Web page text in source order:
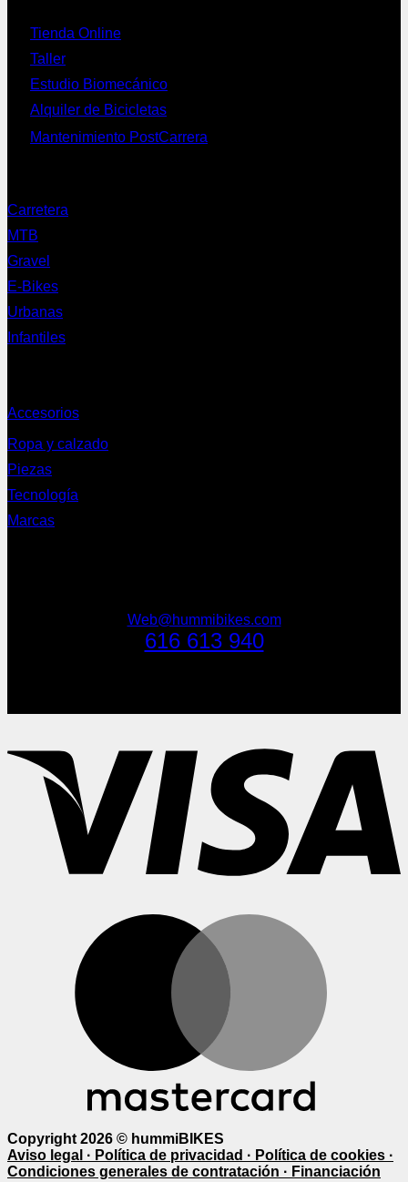
Tienda Online
Taller
Estudio Biomecánico
Alquiler de Bicicletas
Mantenimiento PostCarrera
Carretera
MTB
Gravel
E-Bikes
Urbanas
Infantiles
Accesorios
Ropa y calzado
Piezas
Tecnología
Marcas
Web@hummibikes.com
616 613 940
Copyright 2026 © hummiBIKES
Aviso legal · Política de privacidad · Política de cookies ·
Condiciones generales de contratación · Financiación